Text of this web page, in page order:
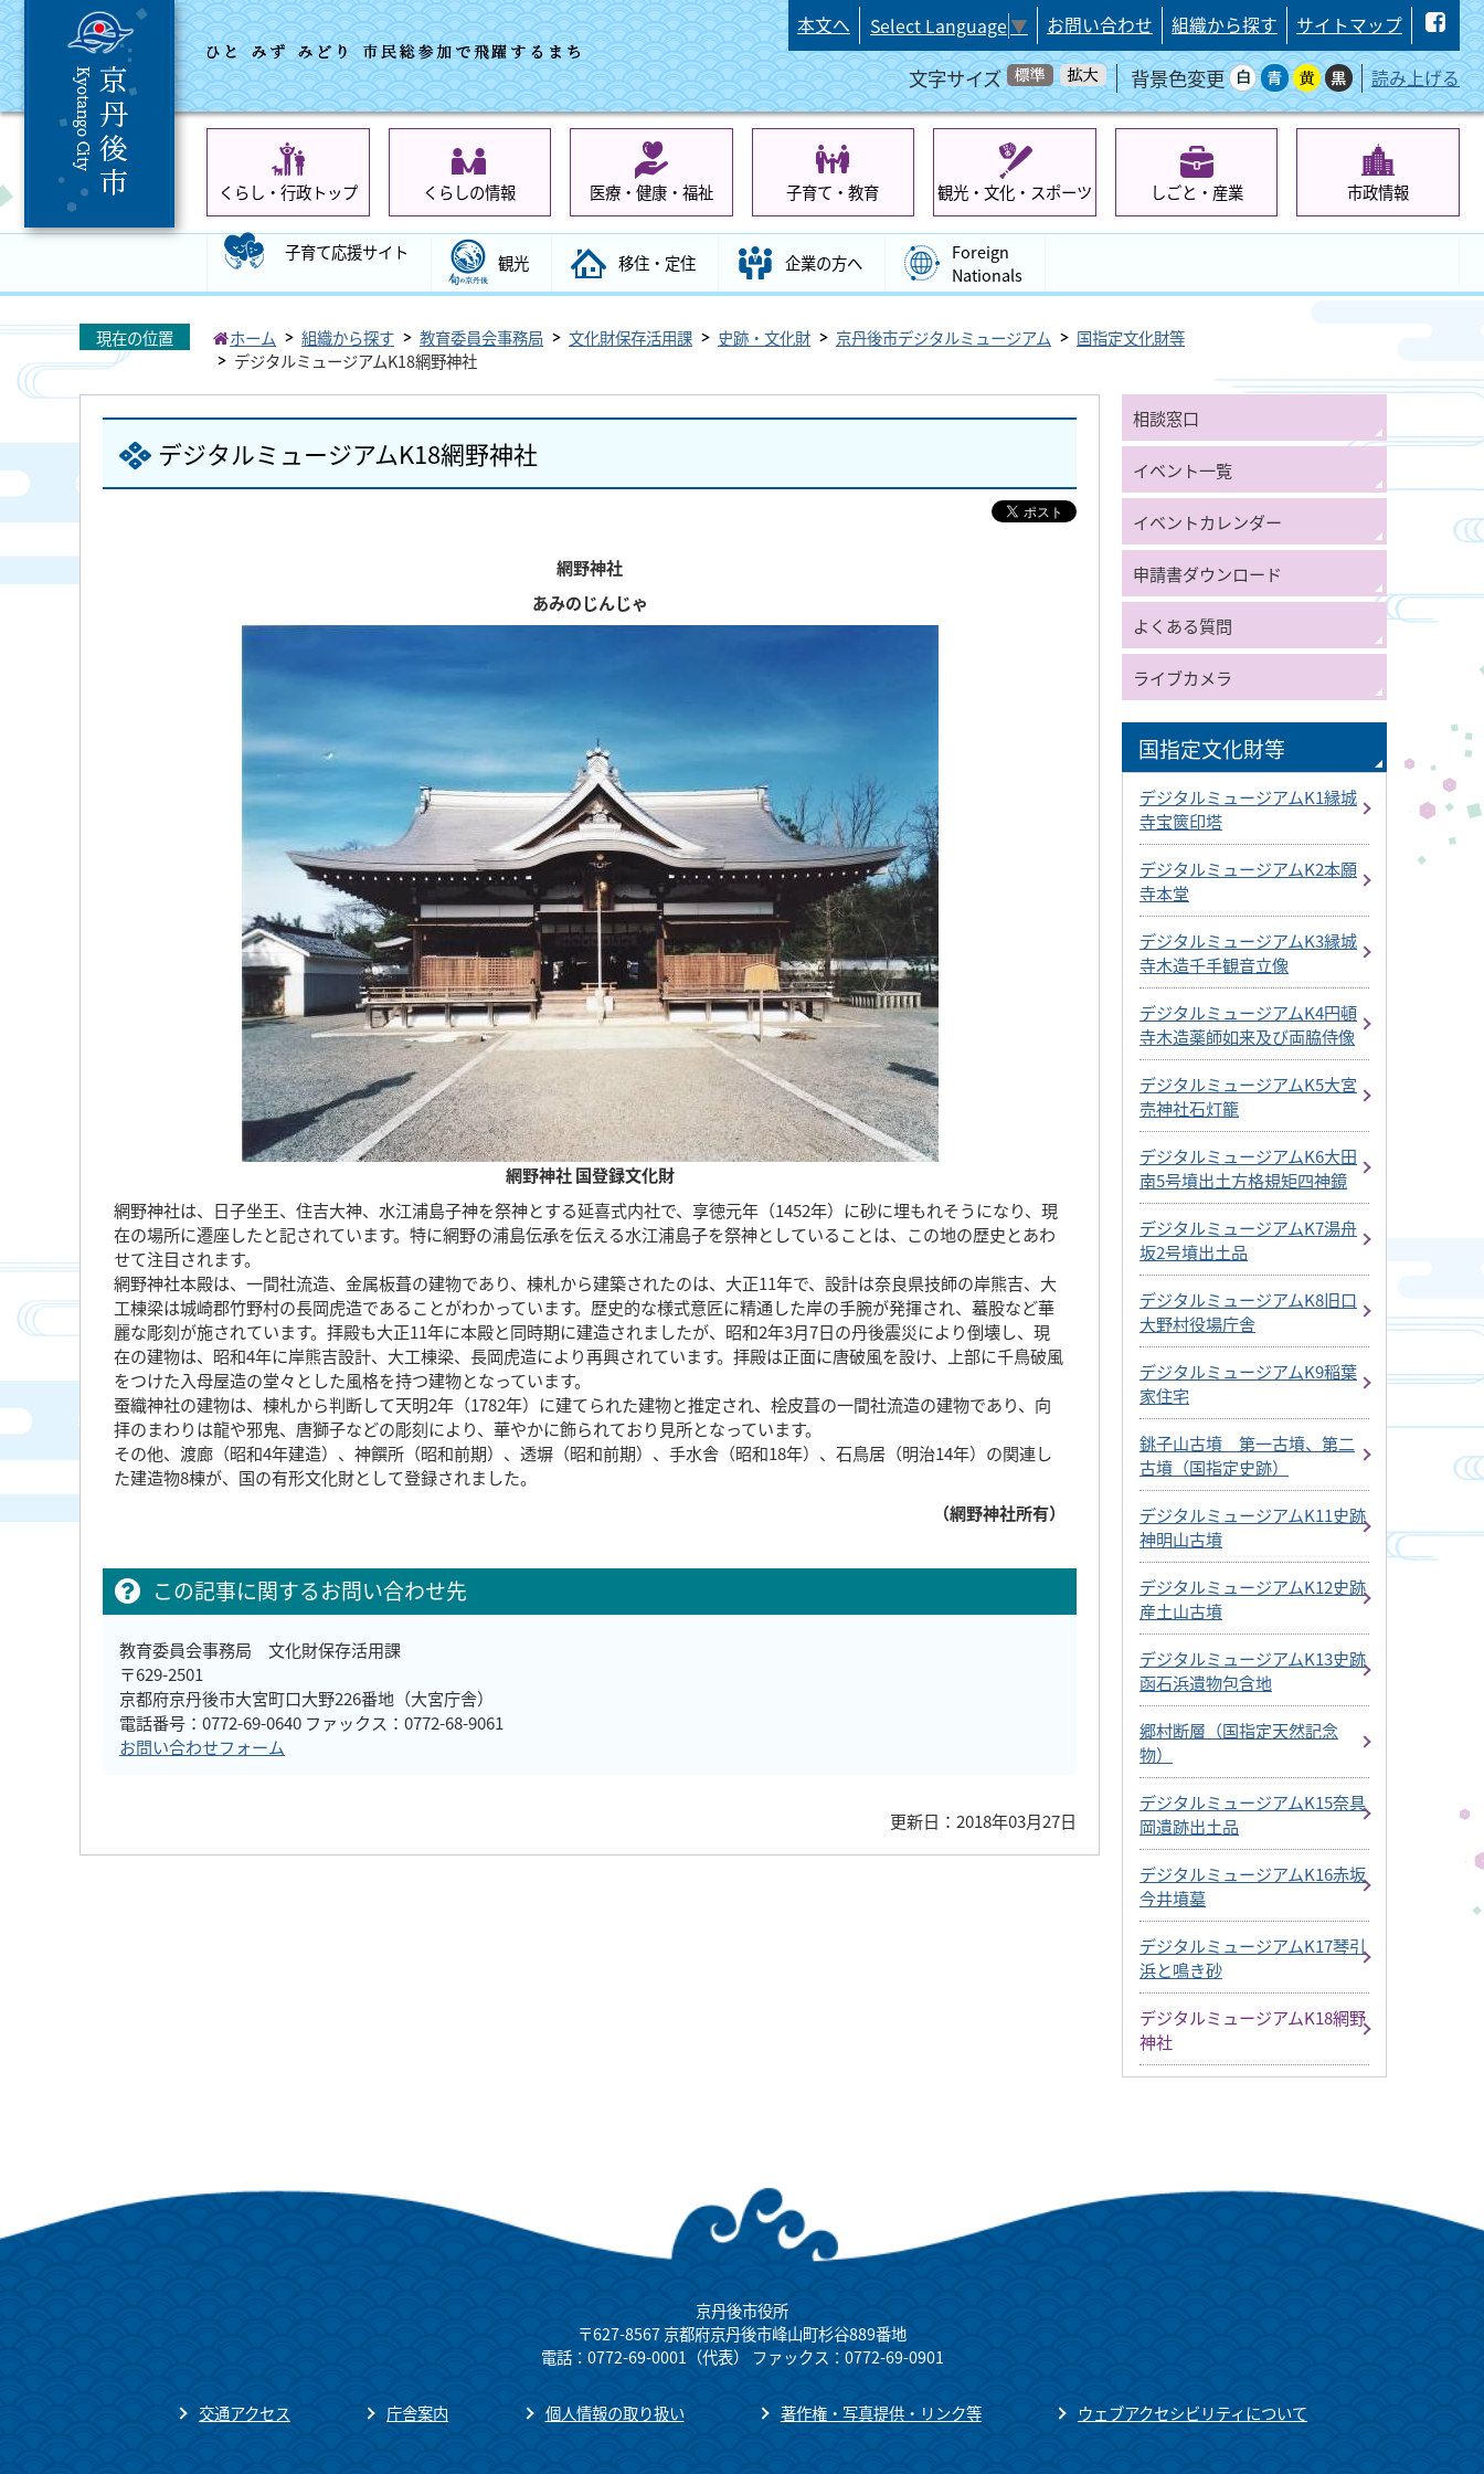
本文へ Select Language▼ お問い合わせ 組織から探す サイトマップ
文字サイズ 背景色変更 読み上げる
くらし・行政トップ くらしの情報 医療・健康・福祉 子育て・教育 観光・文化・スポーツ しごと・産業 市政情報
子育て応援サイト 観光 移住・定住 企業の方へ
Foreign
Nationals
現在の位置 ホーム 組織から探す 教育委員会事務局 文化財保存活用課 史跡・文化財 京丹後市デジタルミュージアム
国指定文化財等
デジタルミュージアムK18網野神社
デジタルミュージアムK18網野神社
網野神社
あみのじんじゃ
網野神社 国登録文化財
網野神社は、日子坐王、住吉大神、水江浦島子神を祭神とする延喜式内社で、享徳元年（1452年）に砂に埋もれそうになり、現
在の場所に遷座したと記されています。特に網野の浦島伝承を伝える水江浦島子を祭神としていることは、この地の歴史とあわ
せて注目されます。
網野神社本殿は、一間社流造、金属板葺の建物であり、棟札から建築されたのは、大正11年で、設計は奈良県技師の岸熊吉、大
工棟梁は城崎郡竹野村の長岡虎造であることがわかっています。歴史的な様式意匠に精通した岸の手腕が発揮され、蟇股など華
麗な彫刻が施されています。拝殿も大正11年に本殿と同時期に建造されましたが、昭和2年3月7日の丹後震災により倒壊し、現
在の建物は、昭和4年に岸熊吉設計、大工棟梁、長岡虎造により再興されています。拝殿は正面に唐破風を設け、上部に千鳥破風
をつけた入母屋造の堂々とした風格を持つ建物となっています。
蚕織神社の建物は、棟札から判断して天明2年（1782年）に建てられた建物と推定され、桧皮葺の一間社流造の建物であり、向
拝のまわりは龍や邪鬼、唐獅子などの彫刻により、華やかに飾られており見所となっています。
その他、渡廊（昭和4年建造）、神饌所（昭和前期）、透塀（昭和前期）、手水舎（昭和18年）、石鳥居（明治14年）の関連し
た建造物8棟が、国の有形文化財として登録されました。
（網野神社所有）
この記事に関するお問い合わせ先
教育委員会事務局 文化財保存活用課
〒629-2501
京都府京丹後市大宮町口大野226番地（大宮庁舎）
電話番号：0772-69-0640 ファックス：0772-68-9061
お問い合わせフォーム
更新日：2018年03月27日
相談窓口
イベント一覧
イベントカレンダー
申請書ダウンロード
よくある質問
ライブカメラ
国指定文化財等
デジタルミュージアムK1縁城
寺宝篋印塔
デジタルミュージアムK2本願
寺本堂
デジタルミュージアムK3縁城
寺木造千手観音立像
デジタルミュージアムK4円頓
寺木造薬師如来及び両脇侍像
デジタルミュージアムK5大宮
売神社石灯籠
デジタルミュージアムK6大田
南5号墳出土方格規矩四神鏡
デジタルミュージアムK7湯舟
坂2号墳出土品
デジタルミュージアムK8旧口
大野村役場庁舎
デジタルミュージアムK9稲葉
家住宅
銚子山古墳 第一古墳、第二
古墳（国指定史跡）
デジタルミュージアムK11史跡
神明山古墳
デジタルミュージアムK12史跡
産土山古墳
デジタルミュージアムK13史跡
函石浜遺物包含地
郷村断層（国指定天然記念
物）
デジタルミュージアムK15奈具
岡遺跡出土品
デジタルミュージアムK16赤坂
今井墳墓
デジタルミュージアムK17琴引
浜と鳴き砂
デジタルミュージアムK18網野
神社
京丹後市役所
〒627-8567 京都府京丹後市峰山町杉谷889番地
電話：0772-69-0001（代表） ファックス：0772-69-0901
交通アクセス 庁舎案内 個人情報の取り扱い 著作権・写真提供・リンク等 ウェブアクセシビリティについて